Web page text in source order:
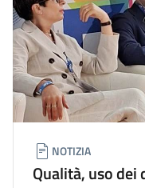
NOTIZIA
Qualità, uso